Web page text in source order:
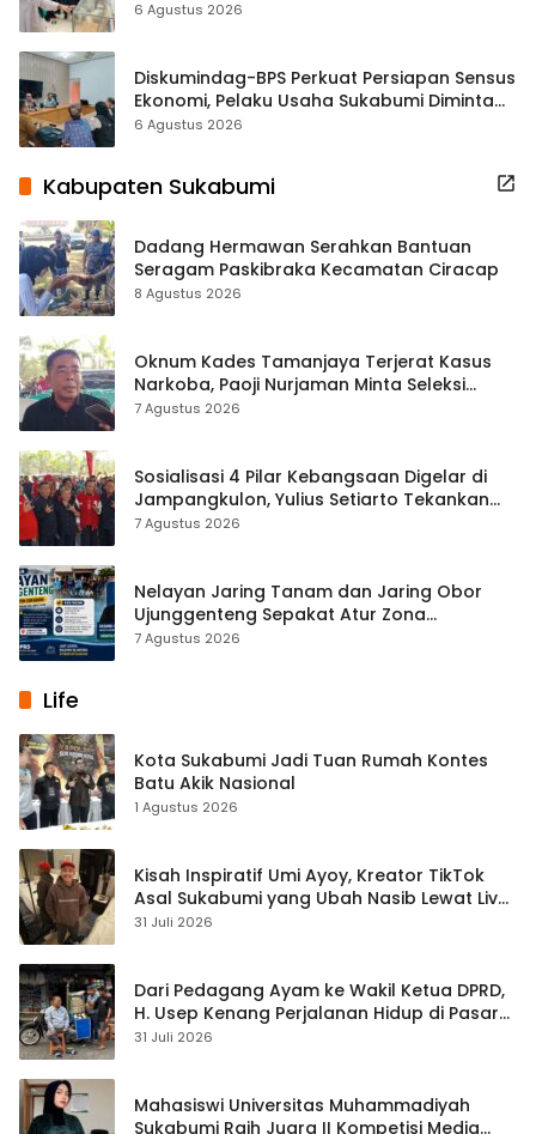
Hampir 500 Koleksi Dipisahkan
6 Agustus 2026
Diskumindag-BPS Perkuat Persiapan Sensus
Ekonomi, Pelaku Usaha Sukabumi Diminta
Terbuka Beri Data
6 Agustus 2026
Kabupaten Sukabumi
Dadang Hermawan Serahkan Bantuan
Seragam Paskibraka Kecamatan Ciracap
8 Agustus 2026
Oknum Kades Tamanjaya Terjerat Kasus
Narkoba, Paoji Nurjaman Minta Seleksi
Calon Kades Diperketat
7 Agustus 2026
Sosialisasi 4 Pilar Kebangsaan Digelar di
Jampangkulon, Yulius Setiarto Tekankan
Pentingnya Persatuan
7 Agustus 2026
Nelayan Jaring Tanam dan Jaring Obor
Ujunggenteng Sepakat Atur Zona
Penangkapan
7 Agustus 2026
Life
Kota Sukabumi Jadi Tuan Rumah Kontes
Batu Akik Nasional
1 Agustus 2026
Kisah Inspiratif Umi Ayoy, Kreator TikTok
Asal Sukabumi yang Ubah Nasib Lewat Live
Streaming
31 Juli 2026
Dari Pedagang Ayam ke Wakil Ketua DPRD,
H. Usep Kenang Perjalanan Hidup di Pasar
Cisaat
31 Juli 2026
Mahasiswi Universitas Muhammadiyah
Sukabumi Raih Juara II Kompetisi Media